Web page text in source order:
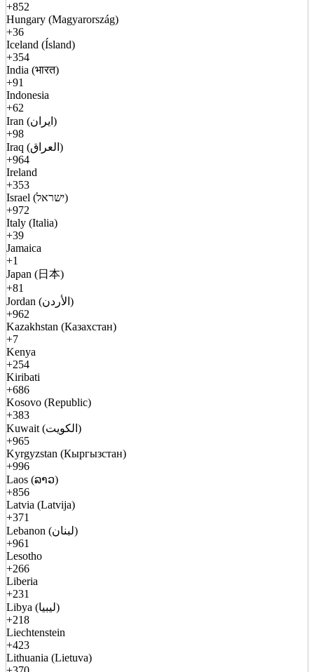
+852
Hungary (Magyarország)
+36
Iceland (Ísland)
+354
India (भारत)
+91
Indonesia
+62
Iran (ایران)
+98
Iraq (العراق)
+964
Ireland
+353
Israel (ישראל)
+972
Italy (Italia)
+39
Jamaica
+1
Japan (日本)
+81
Jordan (الأردن)
+962
Kazakhstan (Казахстан)
+7
Kenya
+254
Kiribati
+686
Kosovo (Republic)
+383
Kuwait (الكويت)
+965
Kyrgyzstan (Кыргызстан)
+996
Laos (ລາວ)
+856
Latvia (Latvija)
+371
Lebanon (لبنان)
+961
Lesotho
+266
Liberia
+231
Libya (ليبيا)
+218
Liechtenstein
+423
Lithuania (Lietuva)